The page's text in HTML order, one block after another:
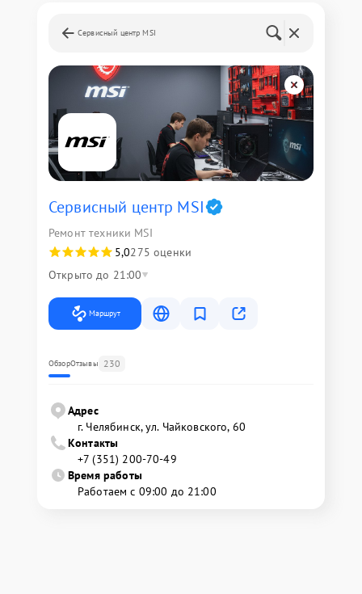
Сервисный центр MSI
Сервисный центр MSI
Ремонт техники MSI
5,0275 оценки
Открыто до 21:00
Маршрут
ОбзорОтзывы 230
Адрес
г. Челябинск, ул. Чайковского, 60
Контакты
+7 (351) 200-70-49
Время работы
Работаем с 09:00 до 21:00